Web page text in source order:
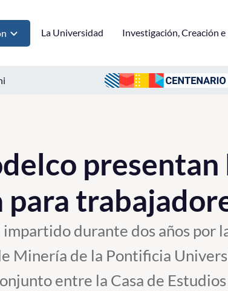
La Universidad Investigación, Creación
impartido durante dos años por
Minería de la Pontificia
entre la Casa de